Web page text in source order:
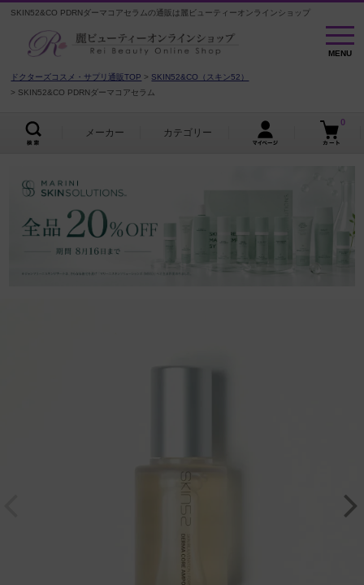
SKIN52&CO PDRNダーマコアセラムの通販は麗ビューティーオンラインショップ
MENU
MENU
ドクターズコスメ・サプリ通販TOP
SKIN52&CO（スキン52）
SKIN52&CO PDRNダーマコアセラム
メーカー カテゴリー
0